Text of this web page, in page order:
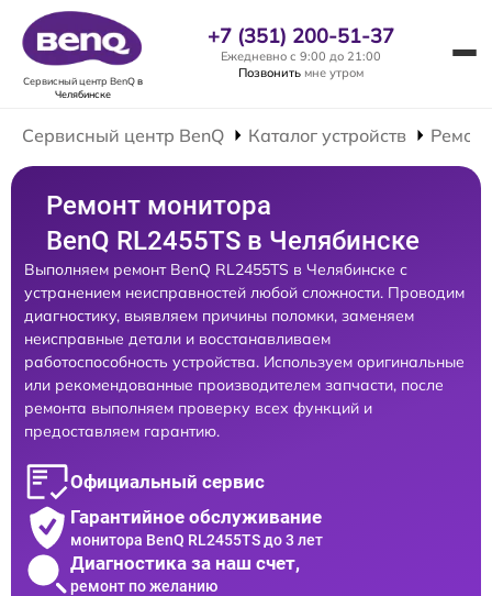
Сервисный центр BenQв
Челябинске
+7 (351) 200-51-37
Ежедневно с 9:00 до 21:00
Позвонить мне утром
Сервисный центр BenQ Каталог устройств
Ремонт монитора
BenQ RL2455TS в Челябинске
Выполняем ремонт BenQ RL2455TS в Челябинске с
устранением неисправностей любой сложности. Проводим
диагностику, выявляем причины поломки, заменяем
неисправные детали и восстанавливаем
работоспособность устройства. Используем оригинальные
или рекомендованные производителем запчасти, после
ремонта выполняем проверку всех функций и
предоставляем гарантию.
Официальный сервис
Гарантийное обслуживание
монитора BenQ RL2455TS до 3 лет
Диагностика за наш счет,
ремонт по желанию